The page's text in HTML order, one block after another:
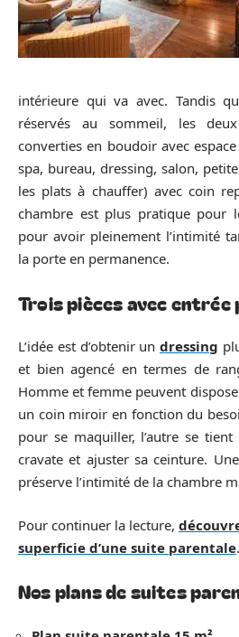
intérieure qui va avec. Tandis
réservés au sommeil, les
converties en boudoir avec
spa, bureau, dressing, salon,
les plats à chauffer) avec coin
chambre est plus pratique pour
pour avoir pleinement l’intimité
la porte en permanence.
Trois pièces avec entrée
L’idée est d’obtenir un dressing
et bien agencé en termes de
Homme et femme peuvent
un coin miroir en fonction du
pour se maquiller, l’autre se
cravate et ajuster sa ceinture.
préserve l’intimité de la chambre
Pour continuer la lecture,
superficie d’une suite parentale.
Nos plans de suites